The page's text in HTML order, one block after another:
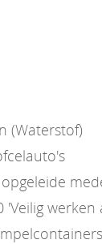
(Waterstof)
'Veilig